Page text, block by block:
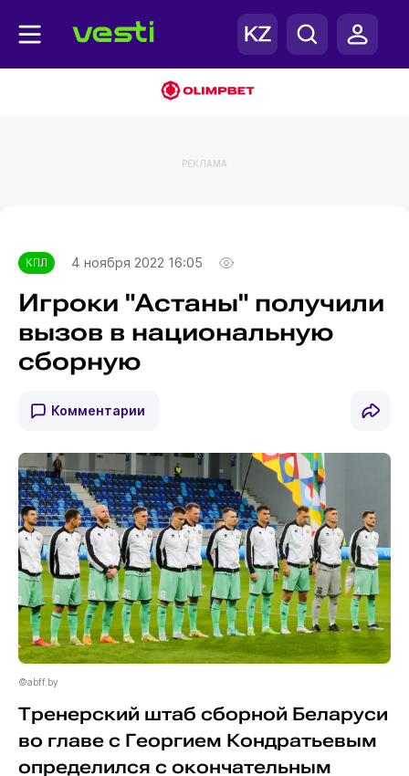
РЕКЛАМА
КПЛ 4 ноября 2022 16:05
Игроки "Астаны" получили
вызов в национальную
сборную
Комментарии
©abff.by
Тренерский штаб сборной Беларуси
во главе с Георгием Кондратьевым
определился с окончательным